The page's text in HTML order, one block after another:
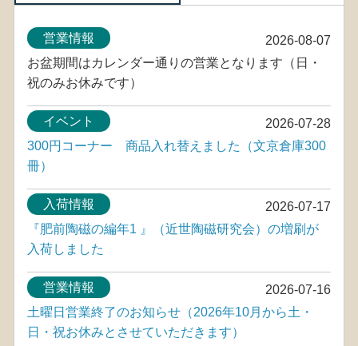
2026-08-07
営業情報
お盆期間はカレンダー通りの営業となります（日・
祝のみお休みです）
2026-07-28
イベント
300円コーナー 商品入れ替えました（文京倉庫300
冊）
2026-07-17
入荷情報
『肥前陶磁の編年1 』（近世陶磁研究会）の増刷が
入荷しました
2026-07-16
営業情報
土曜日営業終了のお知らせ（2026年10月から土・
日・祝お休みとさせていただきます）